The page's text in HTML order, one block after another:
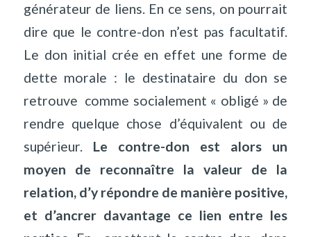
générateur de liens. En ce sens, on pourrait
dire que le contre-don n’est pas facultatif.
Le don initial crée en effet une forme de
dette morale : le destinataire du don se
retrouve comme socialement « obligé » de
rendre quelque chose d’équivalent ou de
supérieur.Le contre-don est alors un
moyen de reconnaître la valeur de la
relation, d’y répondre de manière positive,
et d’ancrer davantage ce lien entre les